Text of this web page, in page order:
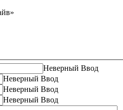
Неверный Ввод
Неверный Ввод
Неверный Ввод
Неверный Ввод